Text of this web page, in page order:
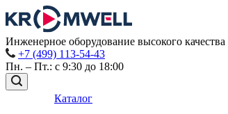
Инженерное оборудование высокого качества
+7 (499) 113-54-43
Пн. – Пт.: с 9:30 до 18:00
Каталог